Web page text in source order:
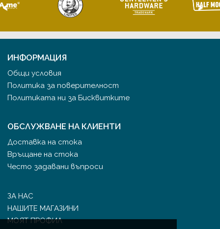
< >
ИНФОРМАЦИЯ
Общи условия
Политика за поверителност
Политиката ни за Бисквитките
ОБСЛУЖВАНЕ НА КЛИЕНТИ
Доставка на стока
Връщане на стока
Често задавани въпроси
ЗА НАС
НАШИТЕ МАГАЗИНИ
МОЯТ ПРОФИЛ